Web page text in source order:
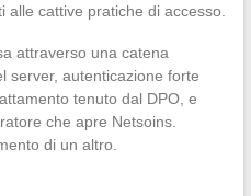
cattive pratiche di accesso.
attraverso una catena
server, autenticazione forte
tenuto dal DPO, e
che apre Netsoins.
di un altro.